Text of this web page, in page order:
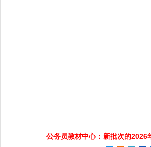
公务员教材中心：新批次的2026